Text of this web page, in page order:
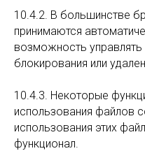
10.4.2. В большинстве
принимаются
возможность
блокирования или
10.4.3. Некоторые
использования файлов
использования этих
функционал.